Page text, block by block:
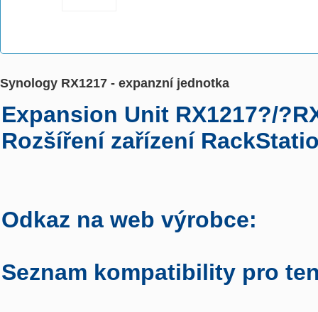
Synology RX1217 - expanzní jednotka
Expansion Unit RX1217?/
Rozšíření zařízení
Odkaz na web výrobce:
Seznam kompatibility pro